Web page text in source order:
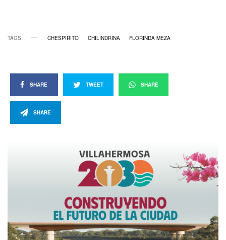
TAGS CHESPIRITO CHILINDRINA FLORINDA MEZA
SHARE TWEET SHARE
SHARE